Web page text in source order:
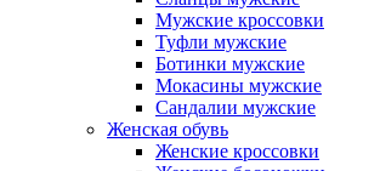
Мужские кроссовки
Туфли мужские
Ботинки мужские
Мокасины мужские
Сандалии мужские
Женская обувь
Женские кроссовки